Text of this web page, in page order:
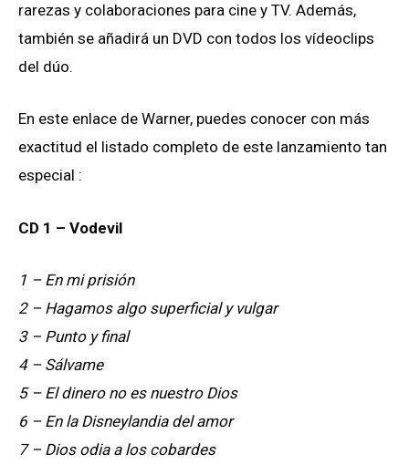
rarezas y colaboraciones para cine y TV. Además,
también se añadirá un DVD con todos los vídeoclips
del dúo.
En este enlace de Warner, puedes conocer con más
exactitud el listado completo de este lanzamiento tan
especial :
CD 1 – Vodevil
1 – En mi prisión
2 – Hagamos algo superficial y vulgar
3 – Punto y final
4 – Sálvame
5 – El dinero no es nuestro Dios
6 – En la Disneylandia del amor
7 – Dios odia a los cobardes